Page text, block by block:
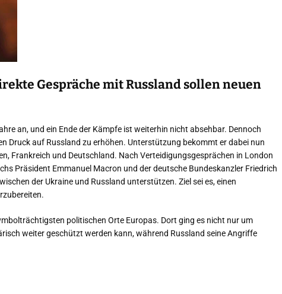
Gespräche mit Russland sollen neuen
an, und ein Ende der Kämpfe ist weiterhin nicht absehbar. Dennoch
Druck auf Russland zu erhöhen. Unterstützung bekommt er dabei nun
Frankreich und Deutschland. Nach Verteidigungsgesprächen in London
Präsident Emmanuel Macron und der deutsche Bundeskanzler Friedrich
der Ukraine und Russland unterstützen. Ziel sei es, einen
politischen Orte Europas. Dort ging es nicht nur um
weiter geschützt werden kann, während Russland seine Angriffe